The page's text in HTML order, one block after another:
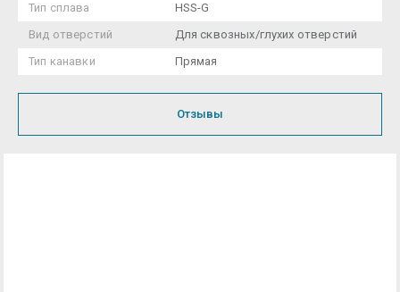
Тип сплава
HSS-G
Вид отверстий
Для сквозных/глухих отверстий
Тип канавки
Прямая
Отзывы